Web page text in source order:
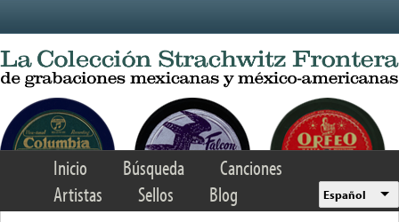
Inicio Búsqueda
Canciones
Artistas
Sellos Blog Español